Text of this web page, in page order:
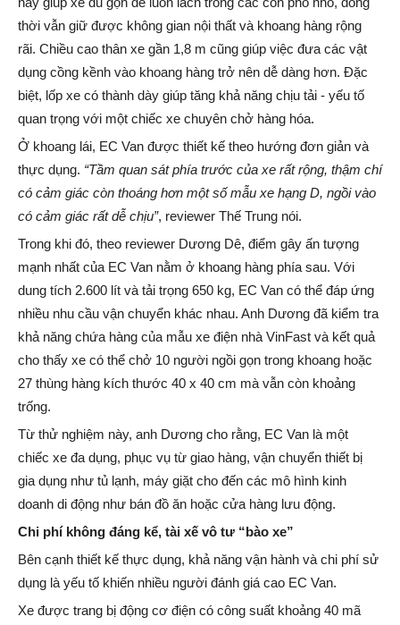
thời vẫn giữ được không gian nội thất và khoang hàng rộng
rãi. Chiều cao thân xe gần 1,8 m cũng giúp việc đưa các vật
dụng cồng kềnh vào khoang hàng trở nên dễ dàng hơn. Đặc
biệt, lốp xe có thành dày giúp tăng khả năng chịu tải - yếu tố
quan trọng với một chiếc xe chuyên chở hàng hóa.
Ở khoang lái, EC Van được thiết kế theo hướng đơn giản và
thực dụng. “Tầm quan sát phía trước của xe rất rộng, thậm chí
có cảm giác còn thoáng hơn một số mẫu xe hạng D, ngồi vào
có cảm giác rất dễ chịu”, reviewer Thế Trung nói.
Trong khi đó, theo reviewer Dương Dê, điểm gây ấn tượng
mạnh nhất của EC Van nằm ở khoang hàng phía sau. Với
dung tích 2.600 lít và tải trọng 650 kg, EC Van có thể đáp ứng
nhiều nhu cầu vận chuyển khác nhau. Anh Dương đã kiểm tra
khả năng chứa hàng của mẫu xe điện nhà VinFast và kết quả
cho thấy xe có thể chở 10 người ngồi gọn trong khoang hoặc
27 thùng hàng kích thước 40 x 40 cm mà vẫn còn khoảng
trống.
Từ thử nghiệm này, anh Dương cho rằng, EC Van là một
chiếc xe đa dụng, phục vụ từ giao hàng, vận chuyển thiết bị
gia dụng như tủ lạnh, máy giặt cho đến các mô hình kinh
doanh di động như bán đồ ăn hoặc cửa hàng lưu động.
Chi phí không đáng kể, tài xế vô tư “bào xe”
Bên cạnh thiết kế thực dụng, khả năng vận hành và chi phí sử
dụng là yếu tố khiến nhiều người đánh giá cao EC Van.
Xe được trang bị động cơ điện có công suất khoảng 40 mã